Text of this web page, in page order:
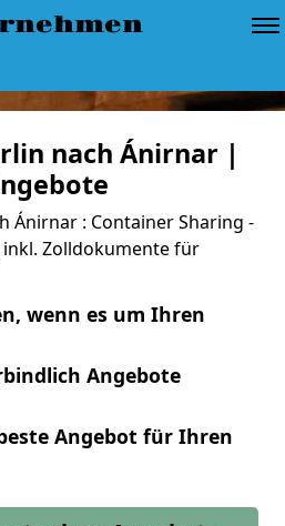
nach Ánirnar |
Ánirnar : Container Sharing -
Zolldokumente für
wenn es um Ihren
Angebote
Angebot für Ihren